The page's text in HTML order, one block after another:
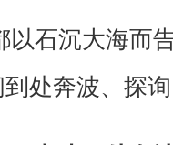
以石沉大海而
处奔波、探